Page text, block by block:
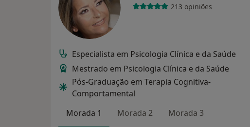
213 opiniões
Especialista em Psicologia Clínica e da Saúde
Mestrado em Psicologia Clínica e da Saúde
Pós-Graduação em Terapia Cognitiva-
Comportamental
Morada 1
Morada 2 Morada 3